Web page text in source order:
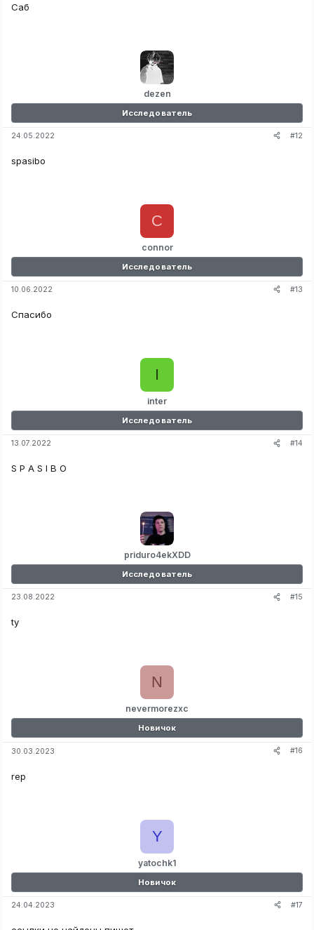
Саб
dezen
Исследователь
24.05.2022 #12
spasibo
connor
C
Исследователь
10.06.2022 #13
Спасибо
inter
I
Исследователь
13.07.2022 #14
S P A S I B O
priduro4ekXDD
Исследователь
23.08.2022 #15
ty
nevermorezxc
N
Новичок
30.03.2023 #16
rep
yatochk1
Y
Новичок
24.04.2023 #17